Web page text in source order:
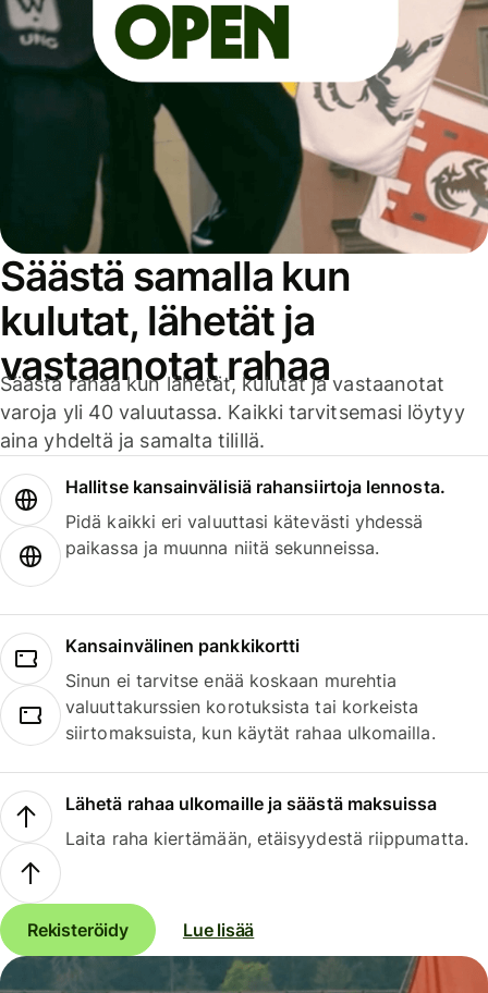
Säästä samalla kun
kulutat, lähetät ja
vastaanotat rahaa
Säästä rahaa kun lähetät, kulutat ja vastaanotat
varoja yli 40 valuutassa. Kaikki tarvitsemasi löytyy
aina yhdeltä ja samalta tilillä.
Hallitse kansainvälisiä rahansiirtoja lennosta.
Pidä kaikki eri valuuttasi kätevästi yhdessä
paikassa ja muunna niitä sekunneissa.
Kansainvälinen pankkikortti
Sinun ei tarvitse enää koskaan murehtia
valuuttakurssien korotuksista tai korkeista
siirtomaksuista, kun käytät rahaa ulkomailla.
Lähetä rahaa ulkomaille ja säästä maksuissa
Laita raha kiertämään, etäisyydestä riippumatta.
Rekisteröidy Lue lisää